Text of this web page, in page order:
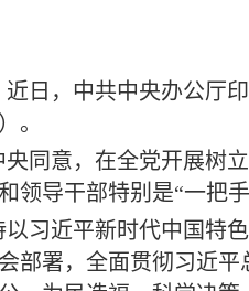
日，中共中央办公厅
。
央同意，在全党开展树
领导干部特别是“一把
以习近平新时代中国特
部署，全面贯彻习近